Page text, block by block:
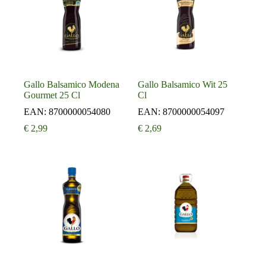
Gallo Balsamico Modena
Gourmet 25 Cl
EAN: 8700000054080
€ 2,99
Gallo Balsamico Wit 25
Cl
EAN:8700000054097
€ 2,69